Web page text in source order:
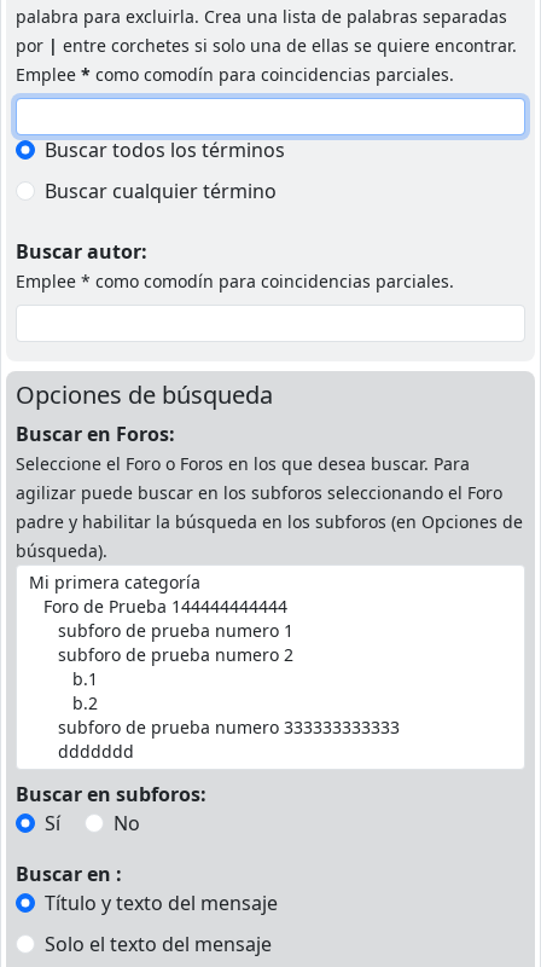
palabra para excluirla. Crea una lista de palabras separadas
por | entre corchetes si solo una de ellas se quiere encontrar.
Emplee * como comodín para coincidencias parciales.
Buscar todos los términos
Buscar cualquier término
Buscar autor:
Emplee * como comodín para coincidencias parciales.
Opciones de búsqueda
Buscar en Foros:
Seleccione el Foro o Foros en los que desea buscar. Para
agilizar puede buscar en los subforos seleccionando el Foro
padre y habilitar la búsqueda en los subforos (en Opciones de
búsqueda).
Buscar en subforos:
Sí
No
Buscar en :
Título y texto del mensaje
Solo el texto del mensaje